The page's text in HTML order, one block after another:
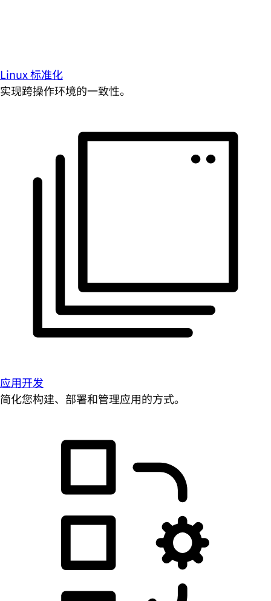
Linux 标准化
实现跨操作环境的一致性。
应用开发
简化您构建、部署和管理应用的方式。